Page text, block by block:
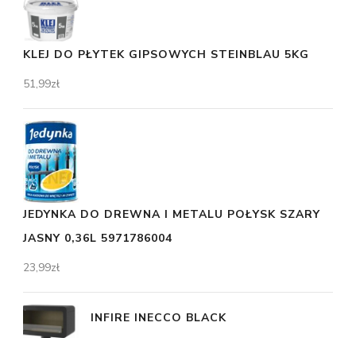
KLEJ DO PŁYTEK GIPSOWYCH STEINBLAU 5KG
51,99zł
JEDYNKA DO DREWNA I METALU POŁYSK SZARY
JASNY 0,36L 5971786004
23,99zł
INFIRE INECCO BLACK